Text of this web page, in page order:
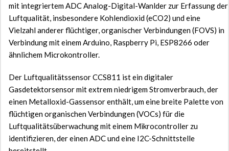
mit integriertem ADC Analog-Digital-Wanlder zur Erfassung der
Luftqualität, insbesondere Kohlendioxid (eCO2) und eine
Vielzahl anderer flüchtiger, organischer Verbindungen (FOVS) in
Verbindung mit einem Arduino, Raspberry Pi, ESP8266 oder
ähnlichem Microkontroller.
Der Luftqualitätssensor CCS811 ist ein digitaler
Gasdetektorsensor mit extrem niedrigem Stromverbrauch, der
einen Metalloxid-Gassensor enthält, um eine breite Palette von
flüchtigen organischen Verbindungen (VOCs) für die
Luftqualitätsüberwachung mit einem Mikrocontroller zu
identifizieren, der einen ADC und eine I2C-Schnittstelle